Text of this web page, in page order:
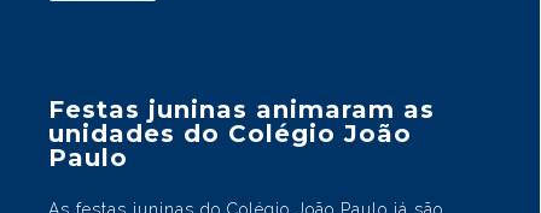
a oficina ‘Marcando História’ para o 1º Ano. Que
venha o ano que vem para multiplicar ainda mais